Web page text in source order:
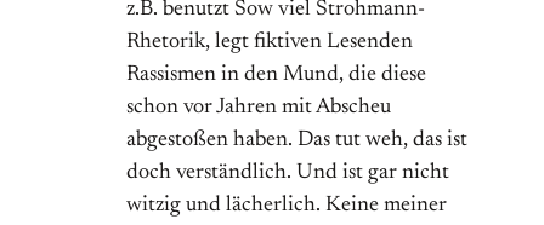
z.B. benutzt Sow viel Strohmann-
Rhetorik, legt fiktiven Lesenden
Rassismen in den Mund, die diese
schon vor Jahren mit Abscheu
abgestoßen haben. Das tut weh, das ist
doch verständlich. Und ist gar nicht
witzig und lächerlich. Keine meiner